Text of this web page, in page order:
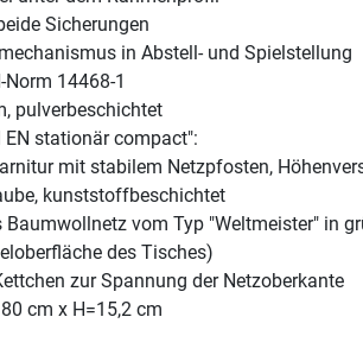
Sicherungen
in Abstell- und Spielstellung
Norm 14468-1
pulverbeschichtet
stationär compact":
mit stabilem Netzpfosten,
kunststoffbeschichtet
Baumwollnetz vom Typ "Weltmeister" in
des Tisches)
zur Spannung der Netzoberkante
cm x H=15,2 cm